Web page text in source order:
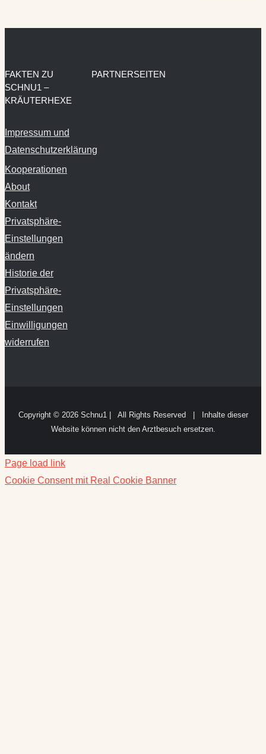
FAKTEN ZU
SCHNU1 –
KRÄUTERHEXE
Impressum und
Datenschutzerklärung
Kooperationen
About
Kontakt
Privatsphäre-
Einstellungen
ändern
Historie der
Privatsphäre-
Einstellungen
Einwilligungen
widerrufen
PARTNERSEITEN
Copyright © 2026 Schnu1 | All Rights Reserved | Inhalte dieser
Website können nicht den Arztbesuch ersetzen.
Page load link
Cookie Consent mit Real Cookie Banner